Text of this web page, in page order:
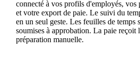
connecté à vos profils d'employés, vos
et votre export de paie. Le suivi du
en un seul geste. Les feuilles de temps
soumises à approbation. La paie reçoit
préparation manuelle.